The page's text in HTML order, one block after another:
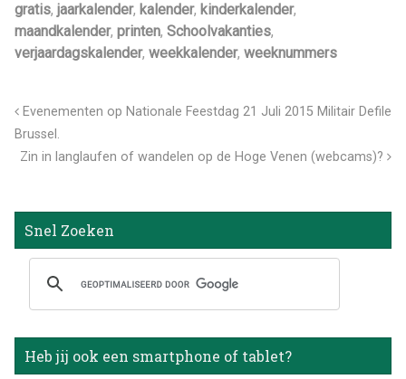
gratis, jaarkalender, kalender, kinderkalender,
maandkalender, printen, Schoolvakanties,
verjaardagskalender, weekkalender, weeknummers
Evenementen op Nationale Feestdag 21 Juli 2015 Militair Defile
Brussel.
Zin in langlaufen of wandelen op de Hoge Venen (webcams)?
Snel Zoeken
Heb jij ook een smartphone of tablet?